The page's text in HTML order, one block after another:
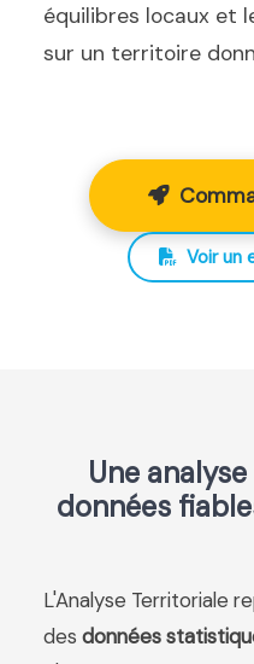
équilibres locaux et
sur un territoire
Voir un
Une
données
L'Analyse Territoriale
des données